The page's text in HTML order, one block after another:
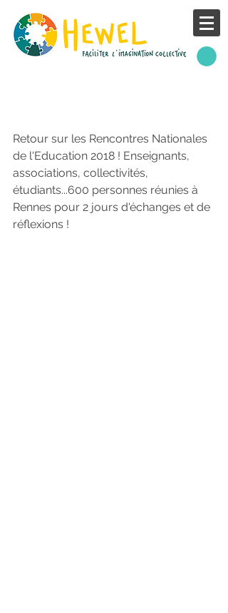
Retour sur les Rencontres Nationales
de l'Education 2018 ! Enseignants,
associations, collectivités,
étudiants...600 personnes réunies à
Rennes pour 2 jours d'échanges et de
réflexions !